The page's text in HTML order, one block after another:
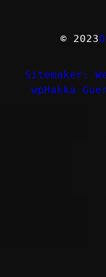
© 2023
Sitemaker:
wpHakka